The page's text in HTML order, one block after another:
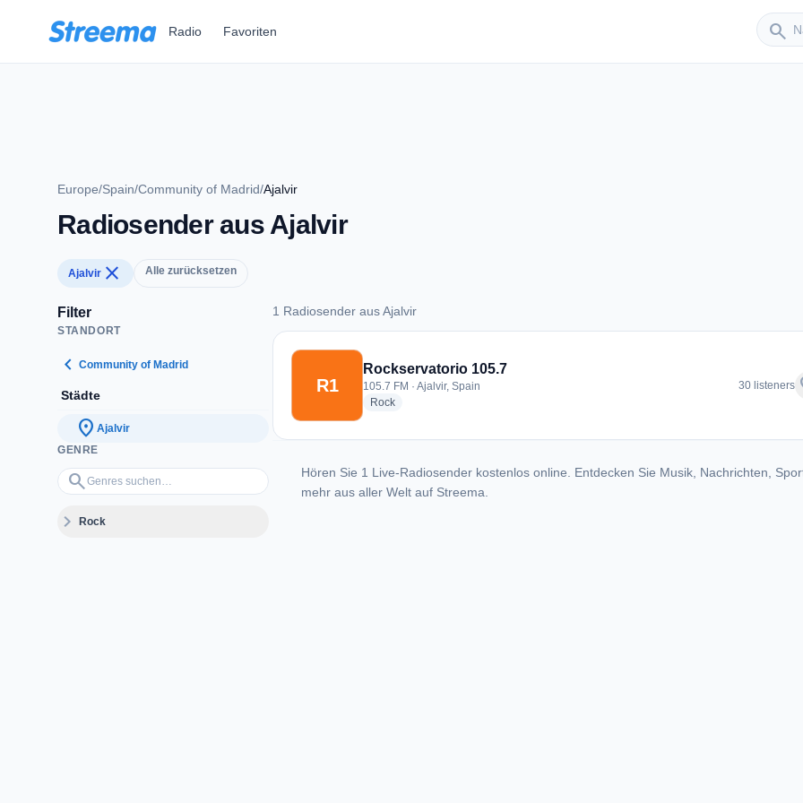
Radio Favoriten search
Sender
Europe/Spain/Community of Madrid/Ajalvir
Radiosender aus Ajalvir
Ajalvir close Alle zurücksetzen
Filter
STANDORT
chevron_left Community of Madrid
Städte
location_on Ajalvir
GENRE
search
Genres suchen…
expand_moreRock
1 Radiosender aus Ajalvir
1 Radiosender aus Ajalvir
R1
Rockservatorio 105.7
105.7 FM · Ajalvir, Spain
Rockradio stations
30 listeners
Hören Sie 1 Live-Radiosender kostenlos online. Entdecken Sie Musik, Nachrichten,
mehr aus aller Welt auf Streema.